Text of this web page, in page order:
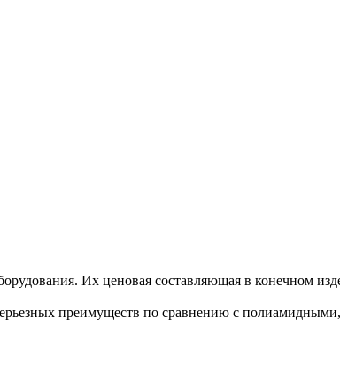
Их ценовая составляющая в конечном
преимуществ по сравнению с